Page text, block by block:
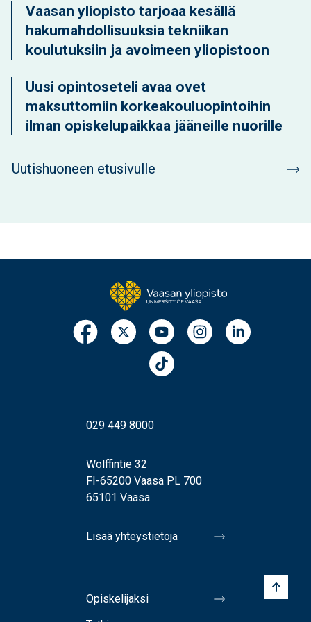
Vaasan yliopisto tarjoaa kesällä
hakumahdollisuuksia tekniikan
koulutuksiin ja avoimeen yliopistoon
Uusi opintoseteli avaa ovet
maksuttomiin korkeakouluopintoihin
ilman opiskelupaikkaa jääneille nuorille
Uutishuoneen etusivulle
029 449 8000
Wolffintie 32
FI-65200 Vaasa PL 700
65101 Vaasa
Lisää yhteystietoja
Opiskelijaksi